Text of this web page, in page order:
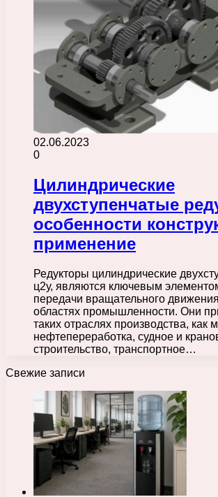
02.06.2023
0
Цилиндрические
двухступенчатые
особенности
применение
Редукторы цилиндрические
ц2у, являются ключевым
передачи вращательного
областях промышленности. Они
таких отраслях производства, как
нефтепереработка, судное и
строительство, транспортное…
Свежие записи